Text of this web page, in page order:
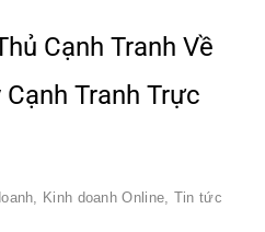
Cạnh Tranh Về
Cạnh Tranh Trực
, Kinh doanh Online, Tin tức